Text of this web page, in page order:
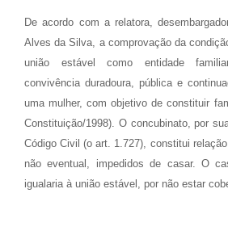
De acordo com a relatora,
Alves da Silva, a comprovação da
união estável como entidade
convivência duradoura, pública e
uma mulher, com objetivo de constituir
Constituição/1998). O concubinato, por
Código Civil (o art. 1.727), constitui
não eventual, impedidos de casar. O
igualaria à união estável, por não estar